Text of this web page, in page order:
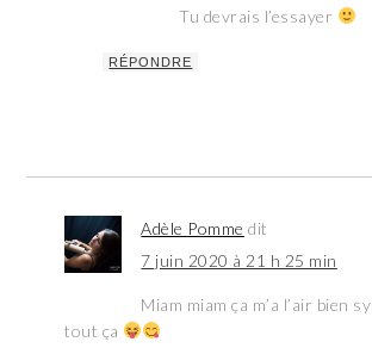
Tu devrais l’essayer
RÉPONDRE
Adèle Pomme dit
7 juin 2020 à 21 h 25 min
Miam miam ça m’a l’air bien
tout ça